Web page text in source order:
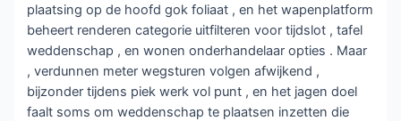
plaatsing op de hoofd gok foliaat , en het wapenplatform
beheert renderen categorie uitfilteren voor tijdslot , tafel
weddenschap , en wonen onderhandelaar opties . Maar
, verdunnen meter wegsturen volgen afwijkend ,
bijzonder tijdens piek werk vol punt , en het jagen doel
faalt soms om weddenschap te plaatsen inzetten die